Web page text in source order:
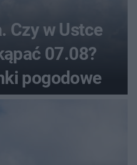
Czy w Ustce
07.08?
pogodowe